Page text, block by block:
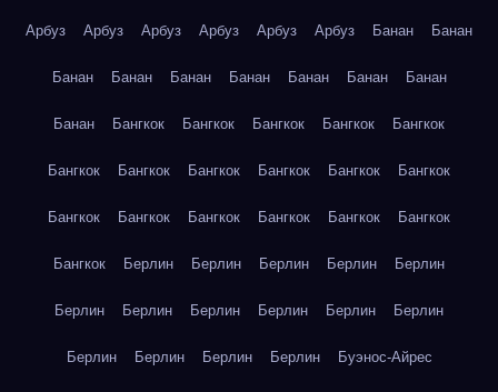
Арбуз Арбуз Арбуз Арбуз Арбуз Арбуз Банан Банан
Банан Банан Банан Банан Банан Банан Банан
Банан Бангкок Бангкок Бангкок Бангкок Бангкок
Бангкок Бангкок Бангкок Бангкок Бангкок Бангкок
Бангкок Бангкок Бангкок Бангкок Бангкок Бангкок
Бангкок Берлин Берлин Берлин Берлин Берлин
Берлин Берлин Берлин Берлин Берлин Берлин
Берлин Берлин Берлин Берлин Буэнос-Айрес